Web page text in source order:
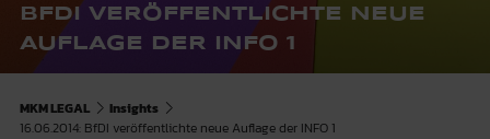
BFDI VERÖFFENTLICHTE NEUE
AUFLAGE DER INFO 1
MKM LEGAL
Insights
16.06.2014: BfDI veröffentlichte neue Auflage der INFO 1